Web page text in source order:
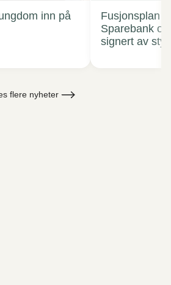
inn på
Fusjonsplan
Sparebank
signert av
flere nyheter